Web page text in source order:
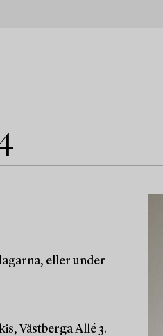
eller under
Västberga Allé 3.